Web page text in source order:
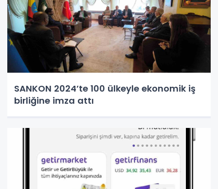
SANKON 2024’te 100 ülkeyle ekonomik iş
birliğine imza attı